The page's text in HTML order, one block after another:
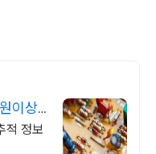
이상
적 정보